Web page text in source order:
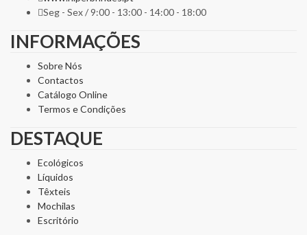
Seg - Sex / 9:00 - 13:00 - 14:00 - 18:00
INFORMAÇÕES
Sobre Nós
Contactos
Catálogo Online
Termos e Condições
DESTAQUE
Ecológicos
Líquidos
Têxteis
Mochilas
Escritório